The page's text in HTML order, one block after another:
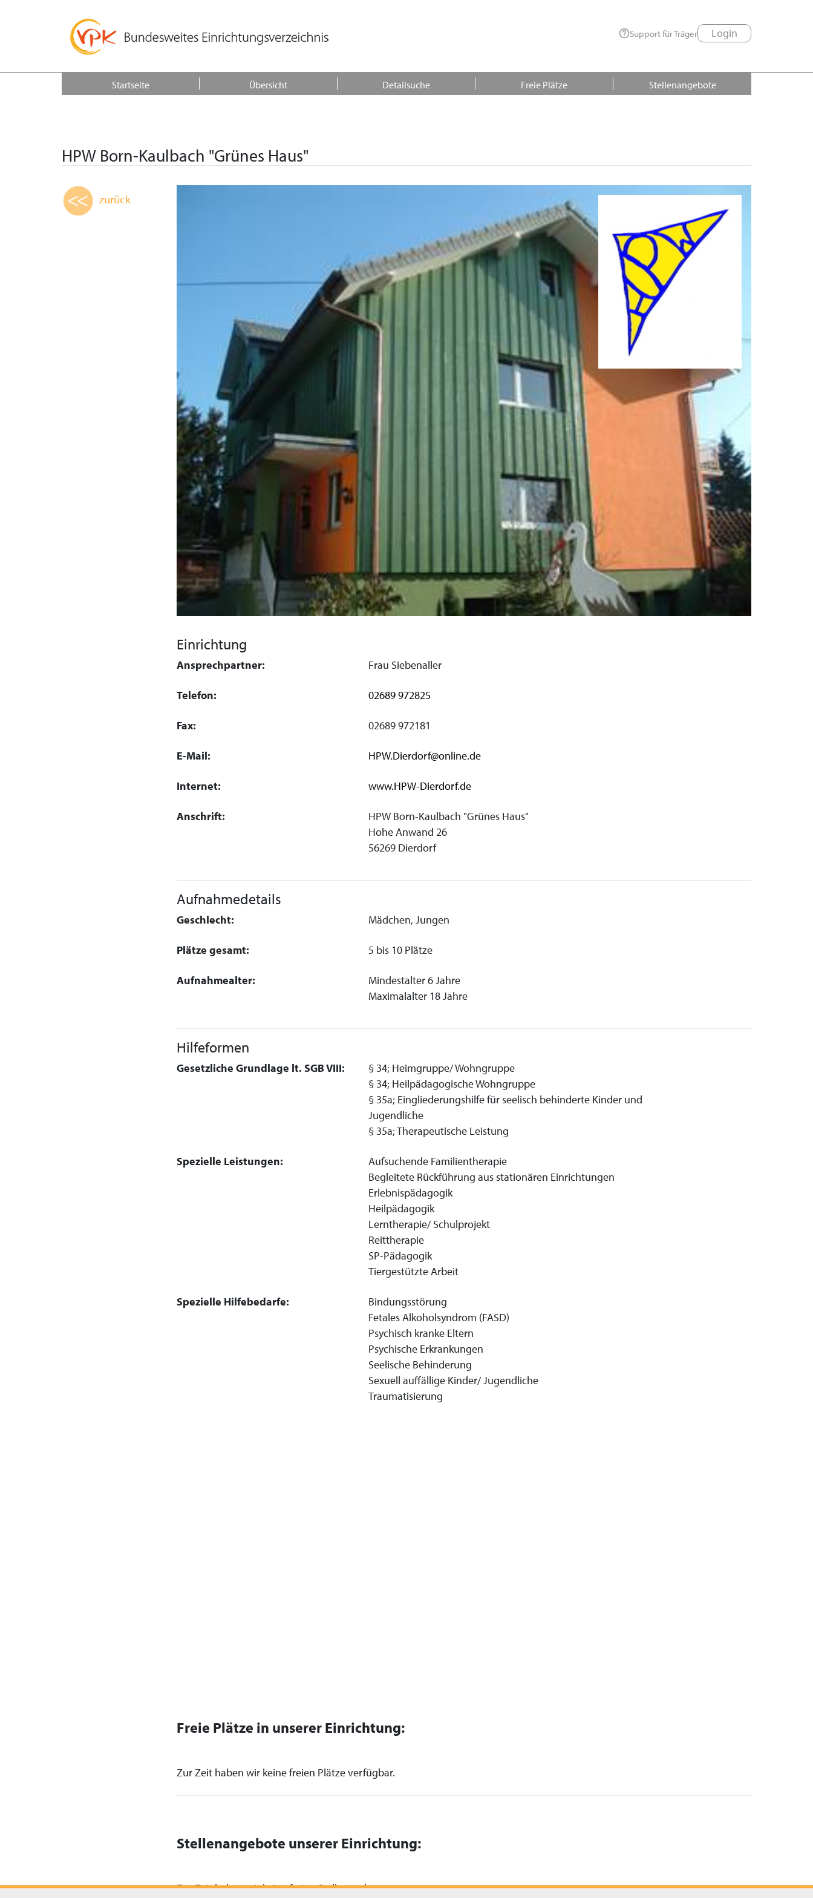
Support für Träger Login
Startseite Übersicht Detailsuche Freie Plätze Stellenangebote
HPW Born-Kaulbach "Grünes Haus"
zurück
Einrichtung
Ansprechpartner: Frau Siebenaller
Telefon: 02689 972825
Fax: 02689 972181
E-Mail: HPW.Dierdorf@online.de
Internet: www.HPW-Dierdorf.de
Anschrift:
HPW Born-Kaulbach "Grünes Haus"
Hohe Anwand 26
56269 Dierdorf
Aufnahmedetails
Geschlecht: Mädchen, Jungen
Plätze gesamt: 5 bis 10 Plätze
Aufnahmealter:
Mindestalter 6 Jahre
Maximalalter 18 Jahre
Hilfeformen
Gesetzliche Grundlage lt. SGB VIII:
§ 34; Heimgruppe/ Wohngruppe
§ 34; Heilpädagogische Wohngruppe
§ 35a; Eingliederungshilfe für seelisch behinderte Kinder und
Jugendliche
§ 35a; Therapeutische Leistung
Spezielle Leistungen:
Aufsuchende Familientherapie
Begleitete Rückführung aus stationären Einrichtungen
Erlebnispädagogik
Heilpädagogik
Lerntherapie/ Schulprojekt
Reittherapie
SP-Pädagogik
Tiergestützte Arbeit
Spezielle Hilfebedarfe:
Bindungsstörung
Fetales Alkoholsyndrom (FASD)
Psychisch kranke Eltern
Psychische Erkrankungen
Seelische Behinderung
Sexuell auffällige Kinder/ Jugendliche
Traumatisierung
Freie Plätze in unserer Einrichtung:
Zur Zeit haben wir keine freien Plätze verfügbar.
Stellenangebote unserer Einrichtung:
Zur Zeit haben wir keine freien Stellen zu besetzen.